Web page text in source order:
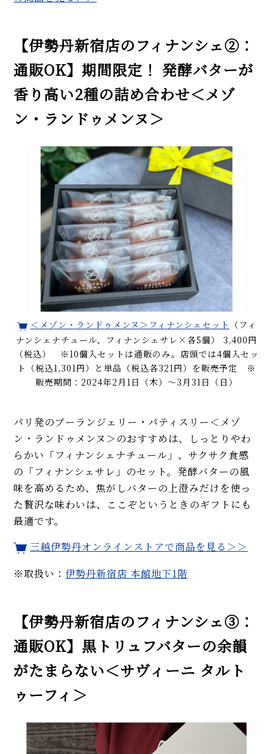
【伊勢丹新宿店のフィナンシェ②：
通販OK】期間限定！ 発酵バターが
香り高い2種の詰め合わせ＜メゾ
ン・ランドゥメンヌ＞
＜メゾン・ランドゥメンヌ＞フィナンシェセット
（フィ
ナンシェナチュール、フィナンシェサレ×各5個） 3,400円
（税込） ※10個入セットは通販のみ。店頭では4個入セッ
ト（税込1,301円）と単品（税込各321円）を販売予定 ※
販売期間：2024年2月1日（木）～3月31日（日）
パリ発のブーランジェリー・パティスリー＜メゾ
ン・ランドゥメンヌ＞のおすすめは、しっとりやわ
らかい「フィナンシェナチュール」、サクサク食感
の「フィナンシェサレ」のセット。発酵バターの風
味を高めるため、焦がしバターの上澄みだけを使っ
た贅沢な味わいは、ここぞというときのギフトにも
最適です。
三越伊勢丹オンラインストアで商品を見る＞＞
※取扱い： 伊勢丹新宿店 本館地下1階
【伊勢丹新宿店のフィナンシェ③：
通販OK】黒トリュフバターの余韻
がたまらない＜サヴィーニ タルト
ゥーフィ＞